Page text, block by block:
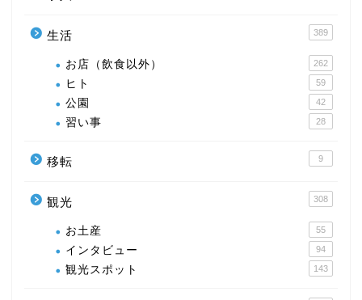
生活 389
お店（飲食以外） 262
ヒト 59
公園 42
習い事 28
移転 9
観光 308
お土産 55
インタビュー 94
観光スポット 143